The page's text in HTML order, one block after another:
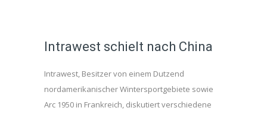
Intrawest schielt nach China
Intrawest, Besitzer von einem Dutzend
nordamerikanischer Wintersportgebiete sowie
Arc 1950 in Frankreich, diskutiert verschiedene